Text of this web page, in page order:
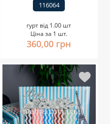
116064
гурт від 1.00 шт
Ціна за 1 шт.
360,00 грн